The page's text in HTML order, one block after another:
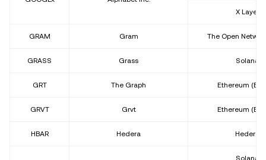
X Layer
GRAM Gram The Open
GRASS Grass Solana
GRT The Graph Ethereum
GRVT Grvt Ethereum
HBAR Hedera Hedera
Solana